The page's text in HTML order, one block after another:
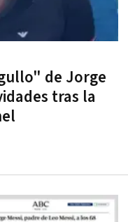
de Jorge
tras la